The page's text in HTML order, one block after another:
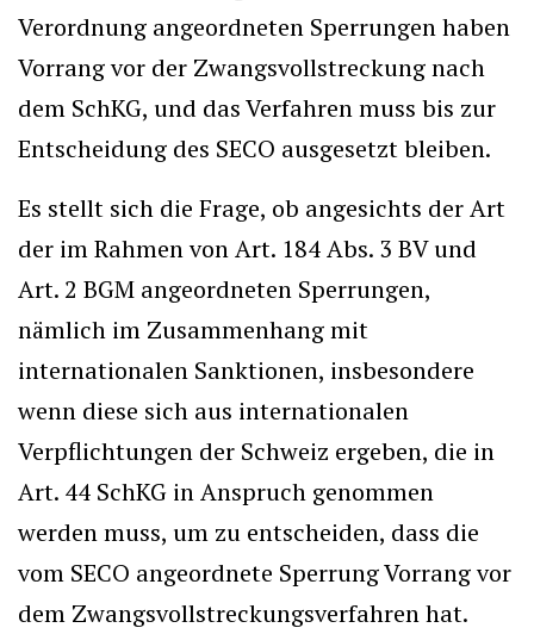
Verordnung angeordneten Sperrungen haben
Vorrang vor der Zwangsvollstreckung nach
dem SchKG, und das Verfahren muss bis zur
Entscheidung des SECO ausgesetzt bleiben.
Es stellt sich die Frage, ob angesichts der Art
der im Rahmen von Art. 184 Abs. 3 BV und
Art. 2 BGM angeordneten Sperrungen,
nämlich im Zusammenhang mit
internationalen Sanktionen, insbesondere
wenn diese sich aus internationalen
Verpflichtungen der Schweiz ergeben, die in
Art. 44 SchKG in Anspruch genommen
werden muss, um zu entscheiden, dass die
vom SECO angeordnete Sperrung Vorrang vor
dem Zwangsvollstreckungsverfahren hat.